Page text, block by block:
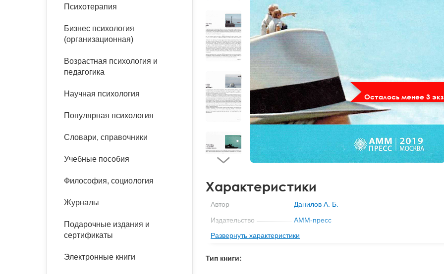
панические атаки
Психодрама
Сказкотерапия
психотерапии
Классический, эриксоновский
эргономика
Социальная психология
Психология развития
организационная психология
психоанализ
Осталось менее 3
Характеристики
Автор
Данилов А. Б.
Издательство
АММ-пресс
Формат книги
197x198x4 мм
Развернуть характеристики
Тип книги:
Психотерапия
Бизнес психология
(организационная)
Возрастная психология и
педагогика
Научная психология
Популярная психология
Словари, справочники
Учебные пособия
Философия, социология
Журналы
Подарочные издания и
сертификаты
Электронные книги